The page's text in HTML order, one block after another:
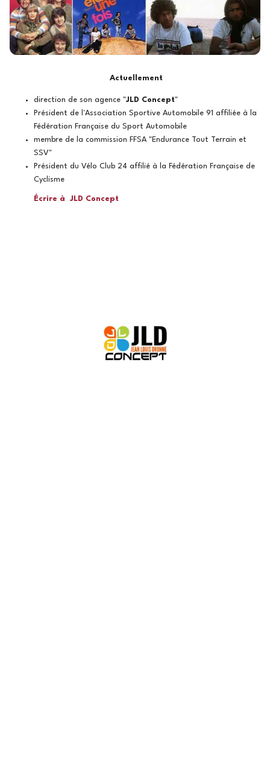
Actuellement
direction de son agence "JLD Concept"
Président de l'Association Sportive Automobile 91 affiliée à la
Fédération Française du Sport Automobile
membre de la commission FFSA "Endurance Tout Terrain et
SSV"
Président du Vélo Club 24 affilié à la Fédération Française de
Cyclisme
Écrire à JLD Concept